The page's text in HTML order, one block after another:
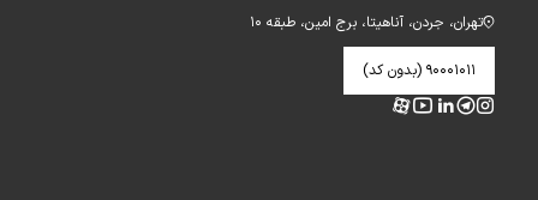
تهران، جردن، آناهیتا، برج امین، طبقه ۱۰
۹۰۰۰۱۰۱۱ (بدون کد)